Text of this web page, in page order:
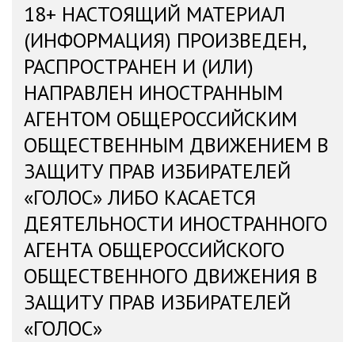
18+ НАСТОЯЩИЙ МАТЕРИАЛ
(ИНФОРМАЦИЯ) ПРОИЗВЕДЕН,
РАСПРОСТРАНЕН И (ИЛИ)
НАПРАВЛЕН ИНОСТРАННЫМ
АГЕНТОМ ОБЩЕРОССИЙСКИМ
ОБЩЕСТВЕННЫМ ДВИЖЕНИЕМ В
ЗАЩИТУ ПРАВ ИЗБИРАТЕЛЕЙ
«ГОЛОС» ЛИБО КАСАЕТСЯ
ДЕЯТЕЛЬНОСТИ ИНОСТРАННОГО
АГЕНТА ОБЩЕРОССИЙСКОГО
ОБЩЕСТВЕННОГО ДВИЖЕНИЯ В
ЗАЩИТУ ПРАВ ИЗБИРАТЕЛЕЙ
«ГОЛОС»